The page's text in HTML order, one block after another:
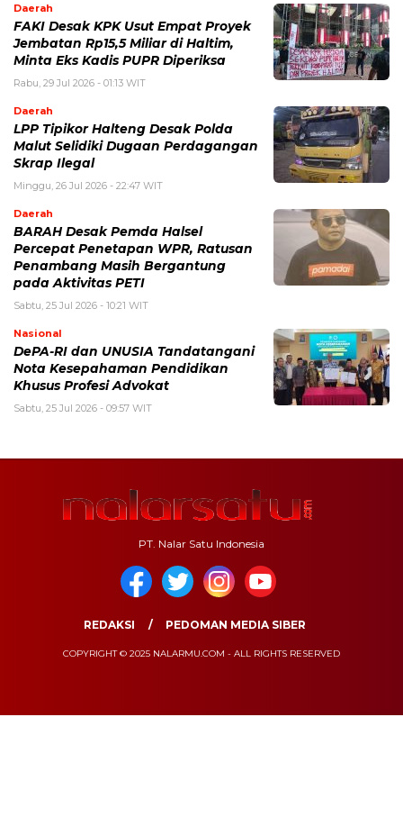
Daerah
FAKI Desak KPK Usut Empat Proyek
Jembatan Rp15,5 Miliar di Haltim,
Minta Eks Kadis PUPR Diperiksa
Rabu, 29 Jul 2026 - 01:13 WIT
Daerah
LPP Tipikor Halteng Desak Polda
Malut Selidiki Dugaan Perdagangan
Skrap Ilegal
Minggu, 26 Jul 2026 - 22:47 WIT
Daerah
BARAH Desak Pemda Halsel
Percepat Penetapan WPR, Ratusan
Penambang Masih Bergantung
pada Aktivitas PETI
Sabtu, 25 Jul 2026 - 10:21 WIT
Nasional
DePA-RI dan UNUSIA Tandatangani
Nota Kesepahaman Pendidikan
Khusus Profesi Advokat
Sabtu, 25 Jul 2026 - 09:57 WIT
PT. Nalar Satu Indonesia
REDAKSI PEDOMAN MEDIA SIBER
COPYRIGHT © 2025 NALARMU.COM - ALL RIGHTS RESERVED